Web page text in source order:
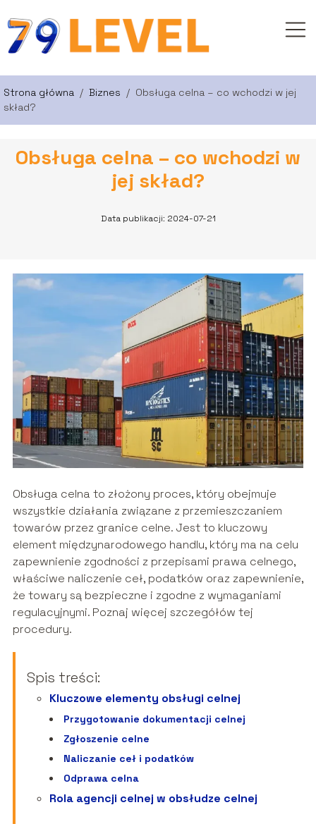
Strona główna / Biznes / Obsługa celna – co wchodzi w jej
skład?
Obsługa celna – co wchodzi w
jej skład?
Data publikacji: 2024-07-21
Obsługa celna to złożony proces, który obejmuje
wszystkie działania związane z przemieszczaniem
towarów przez granice celne. Jest to kluczowy
element międzynarodowego handlu, który ma na celu
zapewnienie zgodności z przepisami prawa celnego,
właściwe naliczenie ceł, podatków oraz zapewnienie,
że towary są bezpieczne i zgodne z wymaganiami
regulacyjnymi. Poznaj więcej szczegółów tej
procedury.
Spis treści:
Kluczowe elementy obsługi celnej
Przygotowanie dokumentacji celnej
Zgłoszenie celne
Naliczanie ceł i podatków
Odprawa celna
Rola agencji celnej w obsłudze celnej